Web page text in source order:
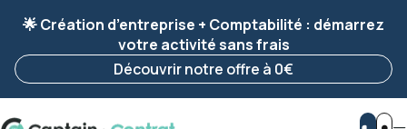
enregistrée 🚀
Reprendre ma démarche
🌟 Création d’entreprise + Comptabilité : démarrez
votre activité sans frais
Découvrir notre offre à 0€